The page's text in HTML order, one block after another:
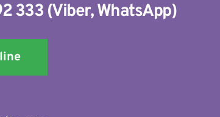
333 (Viber, WhatsApp)